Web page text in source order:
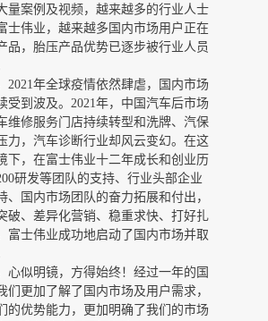
量案例及视频，越来越多的行业人士
士伟业，越来越多国内市场用户正在
品，胎压产品优势已逐步被行业人员
2021年全球疫情依然肆虐，国内市场
受到波及。2021年，中国汽车后市场
维修服务门店持续转型和洗牌、汽保
力，汽车诊断行业却风云变幻。在这
下，在富士伟业十二年成长和创业历
研发等团队的支持、行业头部企业
、国内市场团队的奋力拓展和付出，
破、差异化营销、稳重求快、打好扎
富士伟业成功地启动了国内市场并取
心似明镜，方得始终！经过一年的国
们更加了解了国内市场及用户需求，
的优势能力，更加明确了我们的市场